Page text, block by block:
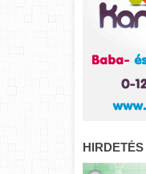
HIRDETÉS